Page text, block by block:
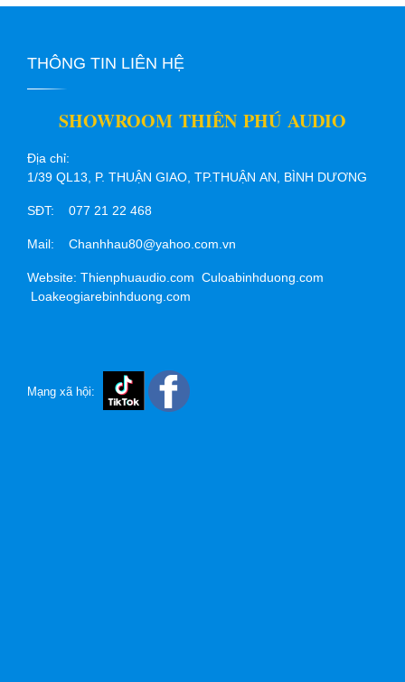
THÔNG TIN LIÊN HỆ
SHOWROOM THIÊN PHÚ AUDIO
Địa chỉ:
1/39 QL13, P. THUẬN GIAO, TP.THUẬN AN, BÌNH DƯƠNG
SĐT: 077 21 22 468
Mail: Chanhhau80@yahoo.com.vn
Website: Thienphuaudio.com Culoabinhduong.com
Loakeogiarebinhduong.com
Mạng xã hội: